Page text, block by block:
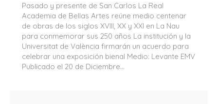
Pasado y presente de San Carlos La Real
Academia de Bellas Artes reúne medio centenar
de obras de los siglos XVIII, XX y XXI en La Nau
para conmemorar sus 250 años La institución y la
Universitat de València firmarán un acuerdo para
celebrar una exposición bienal Medio: Levante EMV
Publicado el 20 de Diciembre…